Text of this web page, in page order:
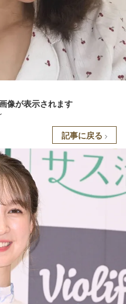
像が表示されます
記事に戻る